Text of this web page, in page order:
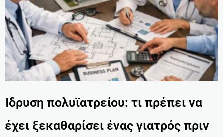
Ίδρυση πολυϊατρείου: τι πρέπει να
έχει ξεκαθαρίσει ένας γιατρός πριν